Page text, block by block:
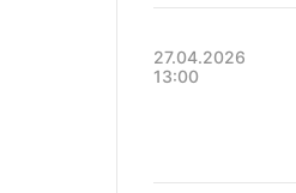
27.04.2026
13:00